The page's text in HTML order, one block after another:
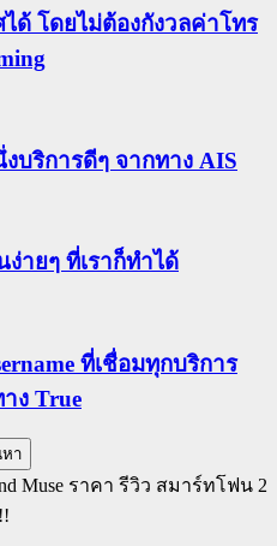
ได้ โดยไม่ต้องกังวลค่าโทร
บริการดีๆ จากทาง AIS
ายๆ ที่เราก็ทำได้
ที่เชื่อมทุกบริการ
ง True
Muse ราคา รีวิว สมาร์ทโฟน 2